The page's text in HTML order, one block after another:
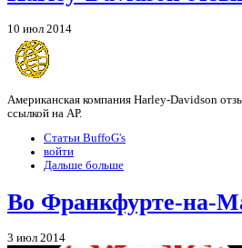
10 июл 2014
Американская компания Harley-Davidson
ссылкой на АР.
Статьи BuffoG's
войти
Дальше больше
Во Франкфурте-на-
3 июл 2014